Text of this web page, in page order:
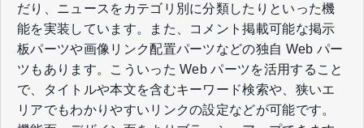
だり、ニュースをカテゴリ別に分類したりといった機
能を実装しています。また、コメント掲載可能な掲示
板パーツや画像リンク配置パーツなどの独自 Web パー
ツもあります。こういった Web パーツを活用すること
で、タイトルや本文を含むキーワード検索や、狭いエ
リアでもわかりやすいリンクの設定などが可能です。